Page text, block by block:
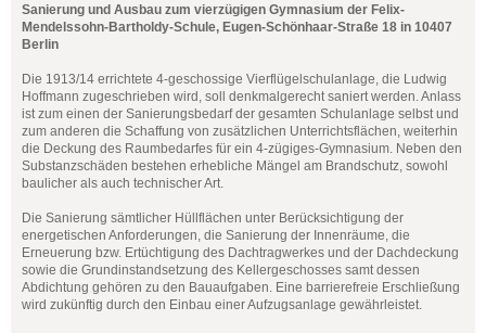
Sanierung und Ausbau zum vierzügigen Gymnasium der Felix-
Mendelssohn-Bartholdy-Schule, Eugen-Schönhaar-Straße 18 in 10407
Berlin
Die 1913/14 errichtete 4-geschossige Vierflügelschulanlage, die Ludwig
Hoffmann zugeschrieben wird, soll denkmalgerecht saniert werden. Anlass
ist zum einen der Sanierungsbedarf der gesamten Schulanlage selbst und
zum anderen die Schaffung von zusätzlichen Unterrichtsflächen, weiterhin
die Deckung des Raumbedarfes für ein 4-zügiges-Gymnasium. Neben den
Substanzschäden bestehen erhebliche Mängel am Brandschutz, sowohl
baulicher als auch technischer Art.
Die Sanierung sämtlicher Hüllflächen unter Berücksichtigung der
energetischen Anforderungen, die Sanierung der Innenräume, die
Erneuerung bzw. Ertüchtigung des Dachtragwerkes und der Dachdeckung
sowie die Grundinstandsetzung des Kellergeschosses samt dessen
Abdichtung gehören zu den Bauaufgaben. Eine barrierefreie Erschließung
wird zukünftig durch den Einbau einer Aufzugsanlage gewährleistet.